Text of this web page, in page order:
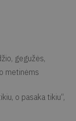
gegužės,
metinėms
o pasaka tikiu“,